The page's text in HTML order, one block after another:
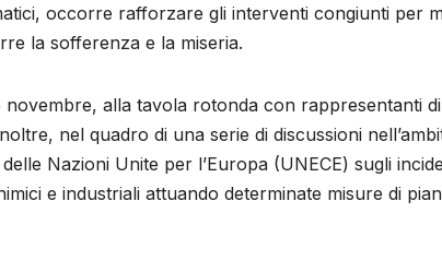
occorre rafforzare gli interventi congiunti per
la sofferenza e la miseria.
alla tavola rotonda con rappresentanti
nel quadro di una serie di discussioni
Nazioni Unite per l’Europa (UNECE) sugli
e industriali attuando determinate misure di